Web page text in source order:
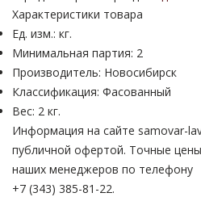
Характеристики товара
Ед. изм.: кг.
Минимальная партия: 2
Производитель: Новосибирск
Классификация: Фасованный
Вес: 2 кг.
Информация на сайте samovar-
публичной офертой. Точные
наших менеджеров по телефону
+7 (343) 385-81-22.